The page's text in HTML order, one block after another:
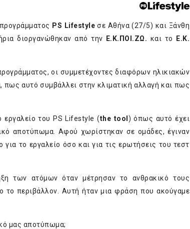
PS Lifestyle σε Αθήνα (27/5) και Ξάνθη
διοργανώθηκαν από την
Ε.Κ.ΠΟΙ.ΖΩ. και το
Ε.Κ.
οι συμμετέχοντες διαφόρων ηλικιακών
πως αυτό συμβάλλει στην κλιματική αλλαγή και πως
εργαλείο του PS Lifestyle (the tool ) όπως αυτό έχει
αποτύπωμα. Αφού χωρίστηκαν σε ομάδες, έγιναν
για το εργαλείο όσο και για τις ερωτήσεις του τεστ
των ατόμων όταν μέτρησαν το ανθρακικό τους
το περιβάλλον. Αυτή ήταν μια φράση που ακούγαμε
μας αποτύπωμα;